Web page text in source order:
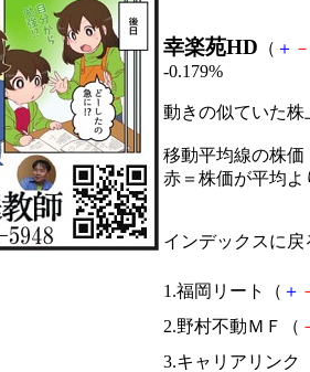
幸楽苑HD （ ＋ －
-0.179%
動きの似ていた
移動平均線の株価
赤＝株価が平均
インデックスに戻
1.福岡リート（ ＋
2.野村不動ＭＦ（
3.キャリアリンク